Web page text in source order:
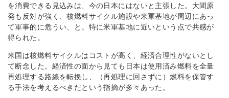
を消費できる見込みは、今の日本にはないと主張した。大間原
発も反対が強く、核燃料サイクル施設や米軍基地が周辺にあっ
て軍事的に危うい、と。特に米軍基地に近いという点で共感が
得られた。
米国は核燃料サイクルはコストが高く、経済合理性がないとし
て断念した。経済性の面から見ても日本は使用済み燃料を全量
再処理する路線を転換し、（再処理に回さずに）燃料を保管す
る手法を考えるべきだという指摘が多々あった。